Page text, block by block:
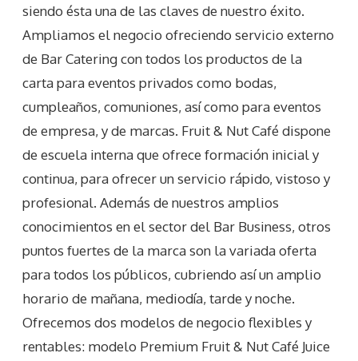
siendo ésta una de las claves de nuestro éxito.
Ampliamos el negocio ofreciendo servicio externo
de Bar Catering con todos los productos de la
carta para eventos privados como bodas,
cumpleaños, comuniones, así como para eventos
de empresa, y de marcas. Fruit & Nut Café dispone
de escuela interna que ofrece formación inicial y
continua, para ofrecer un servicio rápido, vistoso y
profesional. Además de nuestros amplios
conocimientos en el sector del Bar Business, otros
puntos fuertes de la marca son la variada oferta
para todos los públicos, cubriendo así un amplio
horario de mañana, mediodía, tarde y noche.
Ofrecemos dos modelos de negocio flexibles y
rentables: modelo Premium Fruit & Nut Café Juice